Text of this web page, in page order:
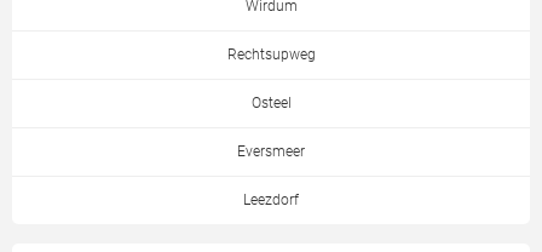
Wirdum
Rechtsupweg
Osteel
Eversmeer
Leezdorf